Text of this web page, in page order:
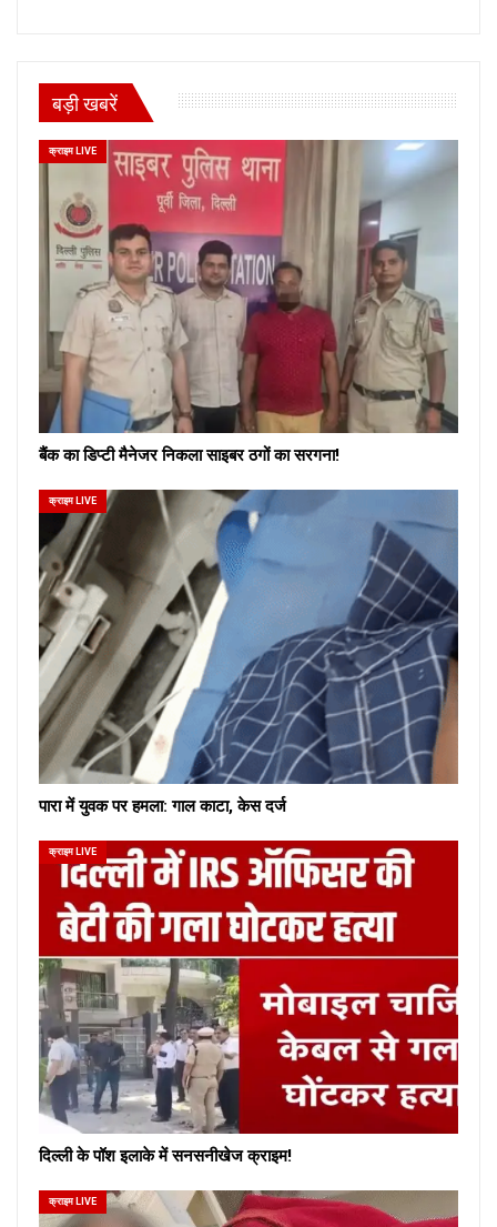
बड़ी खबरें
क्राइम LIVE
बैंक का डिप्टी मैनेजर निकला साइबर ठगों का सरगना!
क्राइम LIVE
पारा में युवक पर हमला: गाल काटा, केस दर्ज
क्राइम LIVE
दिल्ली के पॉश इलाके में सनसनीखेज क्राइम!
क्राइम LIVE